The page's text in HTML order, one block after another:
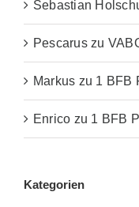
Sebastian
Pescaruszu
Markus zu 1 BFB
Enrico zu 1 BFB
Kategorien